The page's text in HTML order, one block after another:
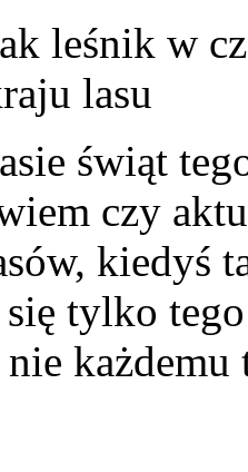
leśnik w
lasu
świąt
czy
kiedyś
tylko
nie